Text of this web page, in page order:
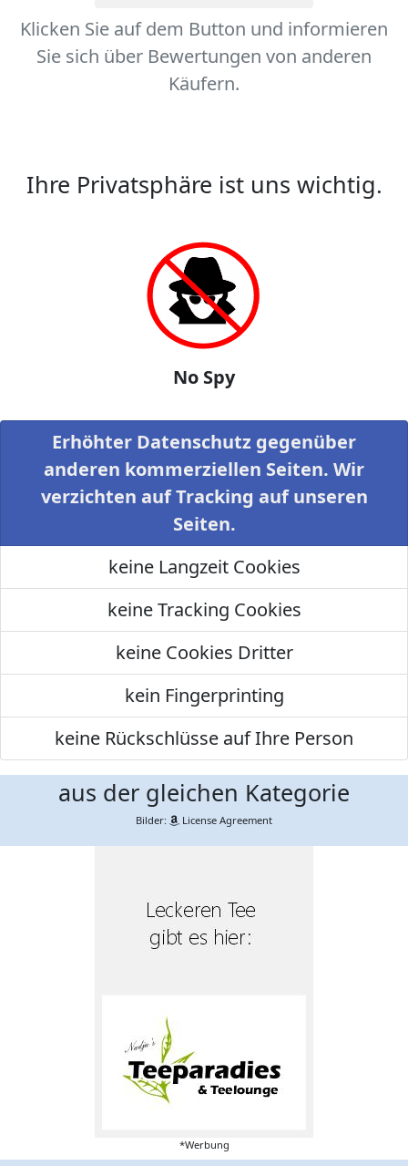
Klicken Sie auf dem Button und informieren
Sie sich über Bewertungen von anderen
Käufern.
Ihre Privatsphäre ist uns wichtig.
No Spy
Erhöhter Datenschutz gegenüber
anderen kommerziellen Seiten. Wir
verzichten auf Tracking auf unseren
Seiten.
keine Langzeit Cookies
keine Tracking Cookies
keine Cookies Dritter
kein Fingerprinting
keine Rückschlüsse auf Ihre Person
aus der gleichen Kategorie
Bilder: License Agreement
*Werbung